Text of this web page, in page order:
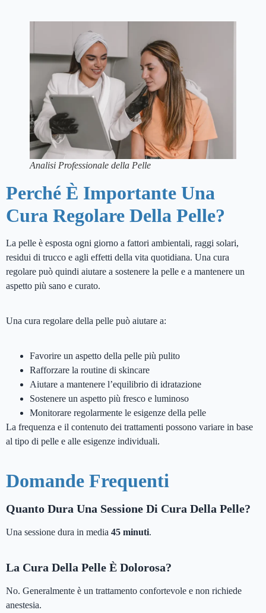
Analisi Professionale della Pelle
Perché È Importante Una
Cura Regolare Della Pelle?
La pelle è esposta ogni giorno a fattori ambientali, raggi solari,
residui di trucco e agli effetti della vita quotidiana. Una cura
regolare può quindi aiutare a sostenere la pelle e a mantenere un
aspetto più sano e curato.
Una cura regolare della pelle può aiutare a:
Favorire un aspetto della pelle più pulito
Rafforzare la routine di skincare
Aiutare a mantenere l’equilibrio di idratazione
Sostenere un aspetto più fresco e luminoso
Monitorare regolarmente le esigenze della pelle
La frequenza e il contenuto dei trattamenti possono variare in base
al tipo di pelle e alle esigenze individuali.
Domande Frequenti
Quanto Dura Una Sessione Di Cura Della Pelle?
Una sessione dura in media 45 minuti.
La Cura Della Pelle È Dolorosa?
No. Generalmente è un trattamento confortevole e non richiede
anestesia.